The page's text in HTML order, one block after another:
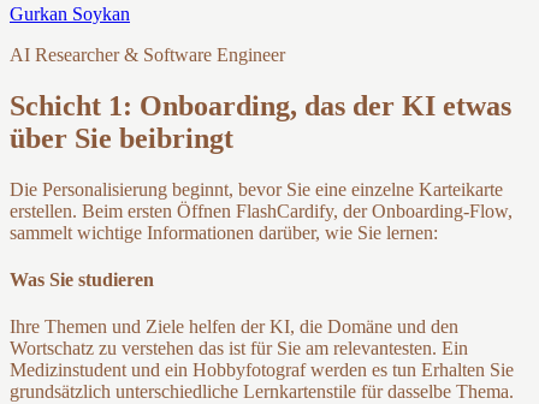
Gurkan Soykan
AI Researcher & Software Engineer
Schicht 1: Onboarding, das der KI etwas
über Sie beibringt
Die Personalisierung beginnt, bevor Sie eine einzelne Karteikarte
erstellen. Beim ersten Öffnen FlashCardify, der Onboarding-Flow,
sammelt wichtige Informationen darüber, wie Sie lernen:
Was Sie studieren
Ihre Themen und Ziele helfen der KI, die Domäne und den
Wortschatz zu verstehen das ist für Sie am relevantesten. Ein
Medizinstudent und ein Hobbyfotograf werden es tun Erhalten Sie
grundsätzlich unterschiedliche Lernkartenstile für dasselbe Thema.